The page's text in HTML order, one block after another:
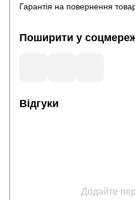
Гарантія на повернення
Поширити у
Відгуки
Додайте